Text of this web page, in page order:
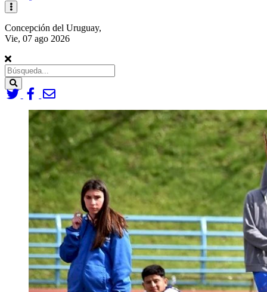
Toggle
navigation
Concepción del Uruguay,
Vie, 07 ago 2026
Search